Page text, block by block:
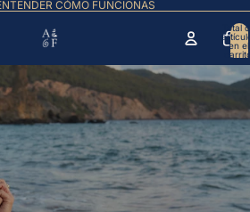
CÓMO FUNCIONAS
Total
en el
0